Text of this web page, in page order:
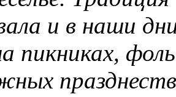
и в наши
пикниках,